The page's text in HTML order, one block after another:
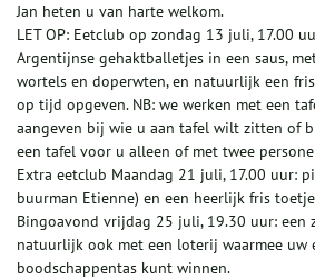
Jan heten u van harte welkom.
LET OP: Eetclub op zondag 13 juli, 17.00
Argentijnse gehaktballetjes in een saus,
wortels en doperwten, en natuurlijk een
op tijd opgeven. NB: we werken met een
aangeven bij wie u aan tafel wilt zitten of
een tafel voor u alleen of met twee
Extra eetclub Maandag 21 juli, 17.00 uur:
buurman Etienne) en een heerlijk fris
Bingoavond vrijdag 25 juli, 19.30 uur: een
natuurlijk ook met een loterij waarmee uw
boodschappentas kunt winnen.